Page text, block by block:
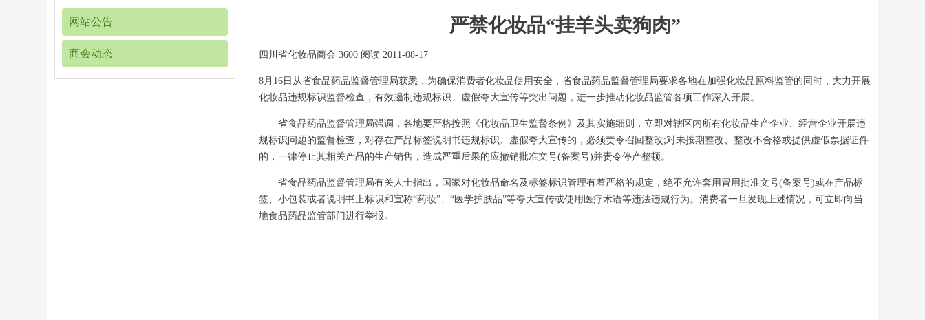
网站公告
商会动态
严禁化妆品“挂羊头卖狗肉”
四川省化妆品商会 3600 阅读 2011-08-17
8月16日从省食品药品监督管理局获悉，为确保消费者化妆品使用安全，省食品药品监督管理局要求各地在加强化妆品原料监管的同时，大力开展
化妆品违规标识监督检查，有效遏制违规标识、虚假夸大宣传等突出问题，进一步推动化妆品监管各项工作深入开展。
省食品药品监督管理局强调，各地要严格按照《化妆品卫生监督条例》及其实施细则，立即对辖区内所有化妆品生产企业、经营企业开展违
规标识问题的监督检查，对存在产品标签说明书违规标识、虚假夸大宣传的，必须责令召回整改;对未按期整改、整改不合格或提供虚假票据证件
的，一律停止其相关产品的生产销售，造成严重后果的应撤销批准文号(备案号)并责令停产整顿。
省食品药品监督管理局有关人士指出，国家对化妆品命名及标签标识管理有着严格的规定，绝不允许套用冒用批准文号(备案号)或在产品标
签、小包装或者说明书上标识和宣称“药妆”、“医学护肤品”等夸大宣传或使用医疗术语等违法违规行为。消费者一旦发现上述情况，可立即向当
地食品药品监管部门进行举报。